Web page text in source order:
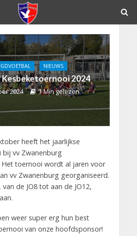
NIEUWS
Kesbeketoernooi 2024
2024 1 Min gelezen
heeft het jaarlijkse
bij vv Zwanenburg
toernooi wordt al jaren voor
vv Zwanenburg georganiseerd.
van de JO8 tot aan de JO12,
weer super erg hun best
van onze hoofdsponsor!